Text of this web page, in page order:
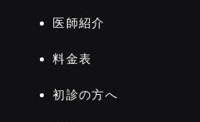
医師紹介
料金表
初診の方へ